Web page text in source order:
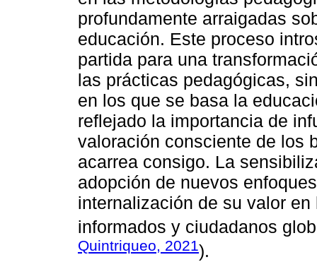
profundamente arraigadas
educación. Este proceso
partida para una
las prácticas pedagógicas,
en los que se basa la
reflejado la importancia de
valoración consciente de los
acarrea consigo. La
adopción de nuevos
internalización de su valor
informados y ciudadanos
Quintriqueo, 2021).